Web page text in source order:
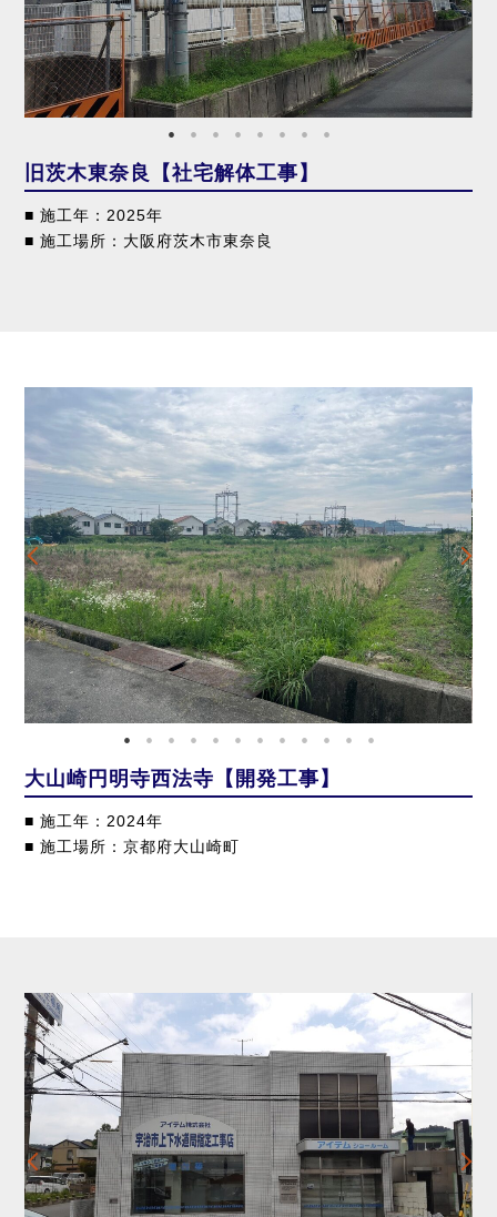
旧茨木東奈良【社宅解体工事】
■ 施工年：2025年
■ 施工場所：大阪府茨木市東奈良
大山崎円明寺西法寺【開発工事】
■ 施工年：2024年
■ 施工場所：京都府大山崎町